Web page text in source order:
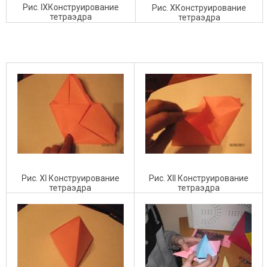
Рис. IXКонструирование
тетраэдра
Рис. XКонструирование
тетраэдра
Рис. XI Конструирование
тетраэдра
Рис. XII Конструирование
тетраэдра